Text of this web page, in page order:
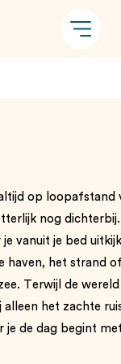
op loopafstand
nog
vanuit je bed
haven, het strand
Terwijl de
het zachte
je de dag begint